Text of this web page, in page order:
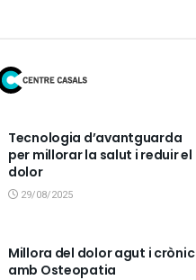
Tecnologia d’avantguarda
per millorar la salut i reduir el
dolor
29/08/2025
Millora del dolor agut i crònic
amb Osteopatia